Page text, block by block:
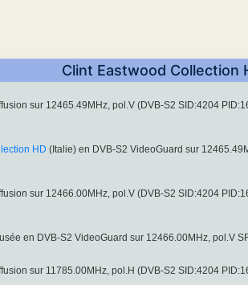
Clint Eastwood Collection
sur 12465.49MHz, pol.V (DVB-S2 SID:4204
HD (Italie) en DVB-S2 VideoGuard sur
sur 12466.00MHz, pol.V (DVB-S2 SID:4204
en DVB-S2 VideoGuard sur 12466.00MHz, pol.V
sur 11785.00MHz, pol.H (DVB-S2 SID:4204